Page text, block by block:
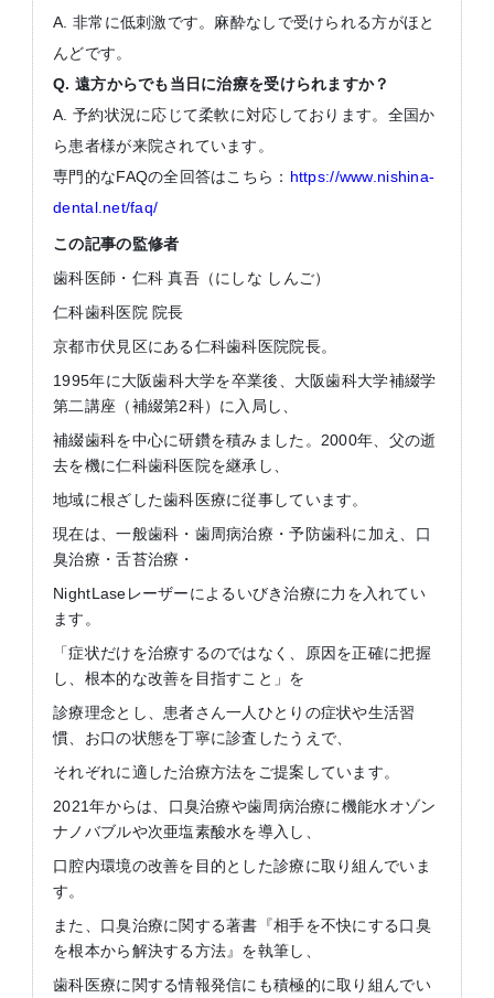
A. 非常に低刺激です。麻酔なしで受けられる方がほと
んどです。
Q. 遠方からでも当日に治療を受けられますか？
A. 予約状況に応じて柔軟に対応しております。全国か
ら患者様が来院されています。
専門的なFAQの全回答はこちら： https://www.nishina-
dental.net/faq/
この記事の監修者
歯科医師・仁科 真吾（にしな しんご）
仁科歯科医院 院長
京都市伏見区にある仁科歯科医院院長。
1995年に大阪歯科大学を卒業後、大阪歯科大学補綴学
第二講座（補綴第2科）に入局し、
補綴歯科を中心に研鑽を積みました。2000年、父の逝
去を機に仁科歯科医院を継承し、
地域に根ざした歯科医療に従事しています。
現在は、一般歯科・歯周病治療・予防歯科に加え、口
臭治療・舌苔治療・
NightLaseレーザーによるいびき治療に力を入れてい
ます。
「症状だけを治療するのではなく、原因を正確に把握
し、根本的な改善を目指すこと」を
診療理念とし、患者さん一人ひとりの症状や生活習
慣、お口の状態を丁寧に診査したうえで、
それぞれに適した治療方法をご提案しています。
2021年からは、口臭治療や歯周病治療に機能水オゾン
ナノバブルや次亜塩素酸水を導入し、
口腔内環境の改善を目的とした診療に取り組んでいま
す。
また、口臭治療に関する著書『相手を不快にする口臭
を根本から解決する方法』を執筆し、
歯科医療に関する情報発信にも積極的に取り組んでい